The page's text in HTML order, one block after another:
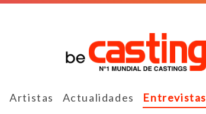
Artistas Actualidades Entrevistas